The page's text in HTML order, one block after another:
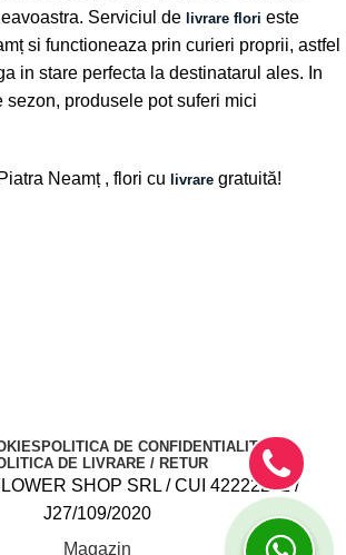
Serviciul de livrare flori este
si functioneaza prin curieri proprii, astfel
in stare perfecta la destinatarul ales. In
sezon, produsele pot suferi mici
Piatra Neamț, flori cu livrare gratuită!
POLITICA DE CONFIDENTIALITATE
DE LIVRARE / RETUR
SHOP SRL / CUI 42222282 /
J27/109/2020
Magazin